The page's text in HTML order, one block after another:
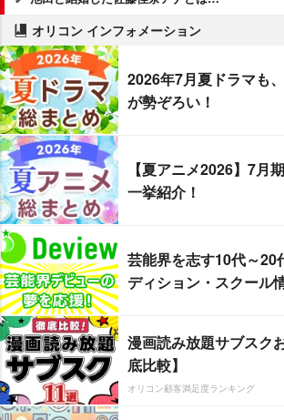
オリコン インフォメーション
2026年7月夏ドラマも
が勢ぞろい！
【夏アニメ2026】7月
一挙紹介！
芸能界を志す10代～
ディション・スクール
漫画読み放題サブスク
底比較】
オリコン顧客満足度ランキング